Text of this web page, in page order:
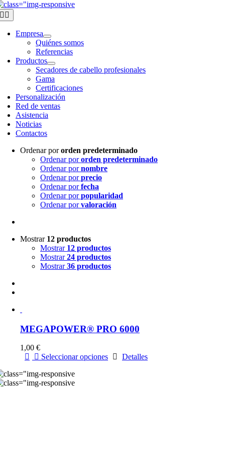
Ir
al
contenido
Empresa
Quiénes somos
Referencias
Productos
Secadores de cabello profesionales
Gama
Certificaciones
Personalización
Red de ventas
Asistencia
Noticias
Contactos
Ordenar pororden predeterminado
Ordenar pororden predeterminado
Ordenar pornombre
Ordenar porprecio
Ordenar porfecha
Ordenar porpopularidad
Ordenar porvaloración
Mostrar 12 productos
Mostrar 12 productos
Mostrar24 productos
Mostrar36 productos
MEGAPOWER® PRO 6000
1,00 €
Seleccionar opciones
Este
Detalles